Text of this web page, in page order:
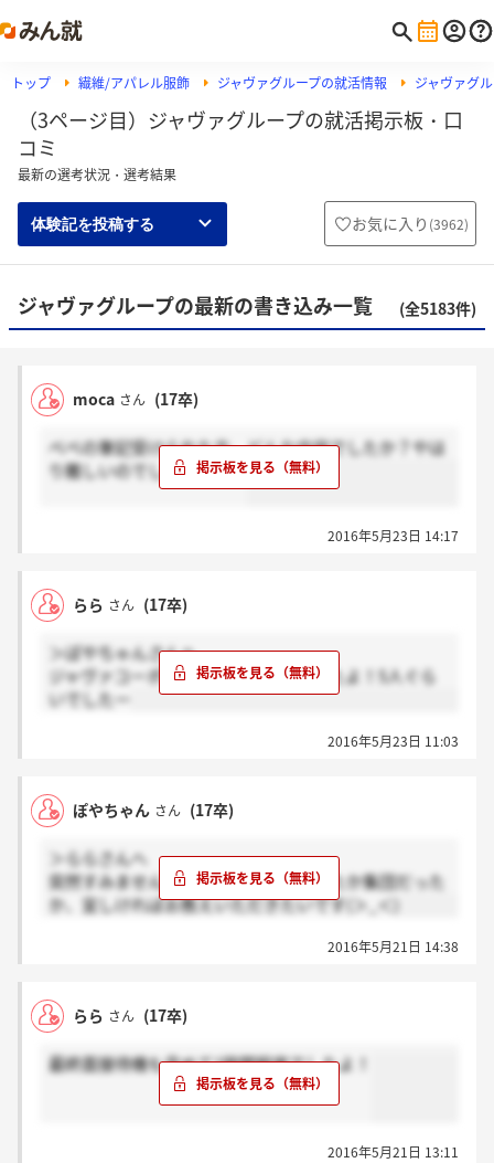
トップ 繊維/アパレル服飾 ジャヴァグループの就活情報 ジャヴァグ
（3ページ目）ジャヴァグループの就活掲示板・口
コミ
最新の選考状況・選考結果
体験記を投稿する お気に入り (3962)
ジャヴァグループの最新の書き込み一覧 (全5183件)
moca さん (17卒)
べべの筆記受けられた方、どんな内容でしたか？やは
り難しいのでしょうか、、
2016年5月23日 14:17
らら さん (17卒)
＞ぽやちゃんさんへ
ジャヴァコーポレーションは集団でしたよ！5人ぐら
いでしたー
2016年5月23日 11:03
ぽやちゃん さん (17卒)
＞ららさんへ
突然すみません。最終面接は個人だったか集団だった
か、宜しければお教えいただきたいです(＞_＜)
2016年5月21日 14:38
らら さん (17卒)
最終面接待機も含めて1時間程度でしたよ！
2016年5月21日 13:11